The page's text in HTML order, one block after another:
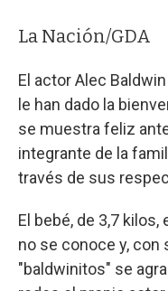
La Nación/GDA
El actor Alec
le han dado la
se muestra feliz
integrante de la
través de sus
El bebé, de 3,7
no se conoce y, con
"baldwinitos" se